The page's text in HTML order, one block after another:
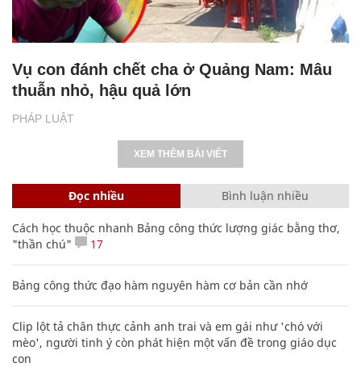
PHÁP LUẬT
Vụ con đánh chết cha ở Quảng Nam: Mâu
thuẫn nhỏ, hậu quả lớn
XEM THÊM BÀI VIẾT
Đọc nhiều Bình luận nhiều
Cách học thuộc nhanh Bảng công thức lượng giác bằng thơ,
"thần chú"
17
Bảng công thức đạo hàm nguyên hàm cơ bản cần nhớ
Clip lột tả chân thực cảnh anh trai và em gái như 'chó với
mèo', người tinh ý còn phát hiện một vấn đề trong giáo dục
con